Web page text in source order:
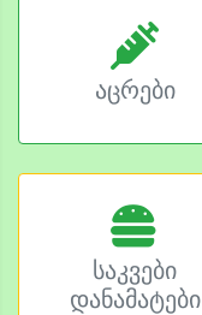
აცრები
საკვები
დანამატები